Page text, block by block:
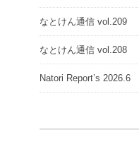
なとけん通信 vol.209
なとけん通信 vol.208
Natori Report’s 2026.6